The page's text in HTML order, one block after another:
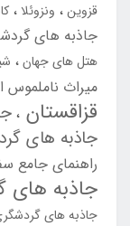
قزوین ونزوئلا
جاذبه های
هتل های جهان
میراث ناملموس
قزاقستان
جاذبه های
راهنمای جامع
جاذبه های
جاذبه های